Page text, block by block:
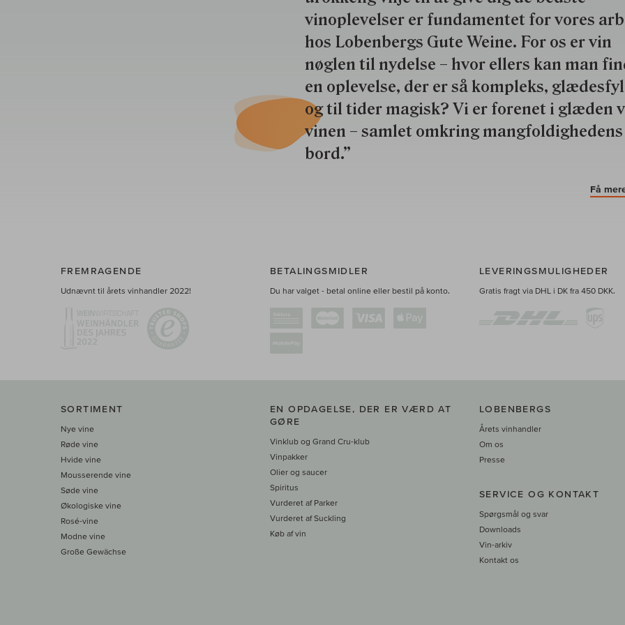
vinoplevelser er fundamentet for vores
hos Lobenbergs Gute Weine. For os er vin
nøglen til nydelse – hvor ellers kan man
en oplevelse, der er så kompleks,
og til tider magisk? Vi er forenet i glæden
vinen – samlet omkring mangfoldighedens
bord.”
Få
FREMRAGENDE
Udnævnt til årets vinhandler 2022!
BETALINGSMIDLER
Du har valget - betal online eller bestil på konto.
LEVERINGSMULIGHEDER
Gratis fragt via DHL i DK fra 450 DKK.
SORTIMENT
Nye vine
Røde vine
Hvide vine
Mousserende vine
Søde vine
Økologiske vine
Rosé-vine
Modne vine
Große Gewächse
EN OPDAGELSE, DER ER VÆRD AT
GØRE
Vinklub og Grand Cru-klub
Vinpakker
Olier og saucer
Spiritus
Vurderet af Parker
Vurderet af Suckling
Køb af vin
LOBENBERGS
Årets vinhandler
Om os
Presse
SERVICE OG KONTAKT
Spørgsmål og svar
Downloads
Vin-arkiv
Kontakt os